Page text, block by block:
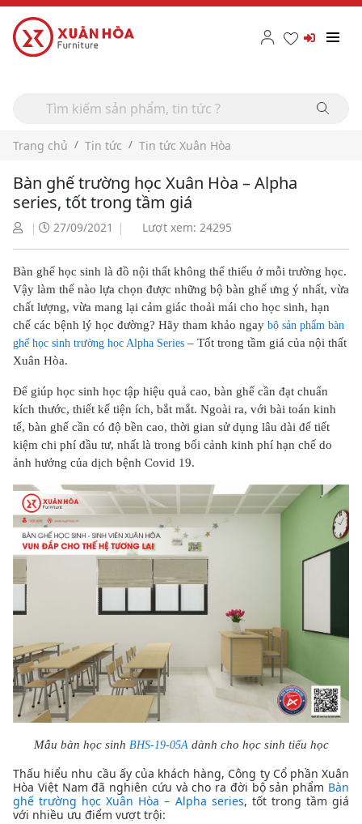
Trang chủ Tin tức Tin tức Xuân Hòa
Bàn ghế trường học Xuân Hòa – Alpha
series, tốt trong tầm giá
27/09/2021 Lượt xem: 24295
Bàn ghế học sinh là đồ nội thất không thể thiếu ở mỗi trường học.
Vậy làm thế nào lựa chọn được những bộ bàn ghế ưng ý nhất, vừa
chất lượng, vừa mang lại cảm giác thoải mái cho học sinh, hạn
chế các bệnh lý học đường? Hãy tham khảo ngay bộ sản phẩm bàn
ghế học sinh trường học Alpha Series – Tốt trong tầm giá của nội thất
Xuân Hòa.
Để giúp học sinh học tập hiệu quả cao, bàn ghế cần đạt chuẩn
kích thước, thiết kế tiện ích, bắt mắt. Ngoài ra, với bài toán kinh
tế, bàn ghế cần có độ bền cao, thời gian sử dụng lâu dài để tiết
kiệm chi phí đầu tư, nhất là trong bối cảnh kinh phí hạn chế do
ảnh hưởng của dịch bệnh Covid 19.
Mẫu bàn học sinh BHS-19-05Adành cho học sinh tiểu học
Thấu hiểu nhu cầu ấy của khách hàng, Công ty Cổ phần Xuân
Hòa Việt Nam đã nghiên cứu và cho ra đời bộ sản phẩm Bàn
ghế trường học Xuân Hòa – Alpha series, tốt trong tầm giá
với nhiều ưu điểm vượt trội: